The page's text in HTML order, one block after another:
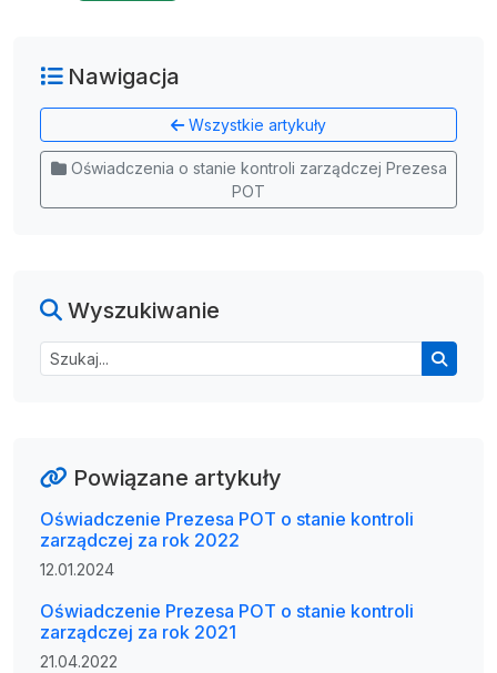
Nawigacja
Wszystkie artykuły
Oświadczenia o stanie kontroli zarządczej Prezesa
POT
Wyszukiwanie
Powiązane artykuły
Oświadczenie Prezesa POT o stanie kontroli
zarządczej za rok 2022
12.01.2024
Oświadczenie Prezesa POT o stanie kontroli
zarządczej za rok 2021
21.04.2022